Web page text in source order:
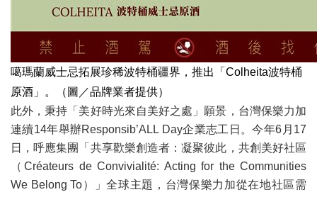
噶瑪蘭威士忌拓展珍稀波特桶疆界，推出「Colheita波特桶
原酒」。（圖／品牌業者提供）
此外，秉持「美好時光來自美好之處」願景，台灣保樂力加
連續14年舉辦Responsib’ALL Day企業志工日。今年6月17
日，呼應集團「共享歡樂創造者：凝聚彼此，共創美好社區
（Créateurs de Convivialité: Acting for the Communities
We Belong To）」全球主題，台灣保樂力加從在地社區需